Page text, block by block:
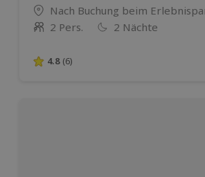
Standort
Nach Buchung beim
Anzahl der Teilnehmer
2 Pers. 2 Nächte
4.8 von 5 Sternen basierend auf 6
4.8 (6)